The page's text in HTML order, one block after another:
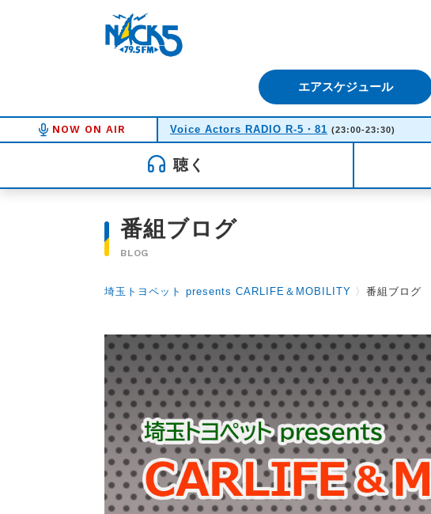
エアスケジュール
NOW ON AIR Voice Actors RADIO R-5・81 (23:00-23:30)
聴く
番組ブログ
BLOG
埼玉トヨペット presents CARLIFE＆MOBILITY 〉 番組ブログ